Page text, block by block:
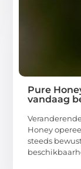
Pure
vandaag
Honey
steeds